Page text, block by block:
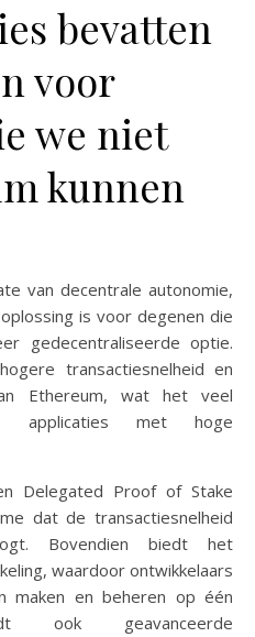
bevatten
voor
we niet
kunnen
van decentrale autonomie,
is voor degenen die
gedecentraliseerde optie.
transactiesnelheid en
Ethereum, wat het veel
applicaties met hoge
Delegated Proof of Stake
dat de transactiesnelheid
Bovendien biedt het
waardoor ontwikkelaars
maken en beheren op één
ook geavanceerde